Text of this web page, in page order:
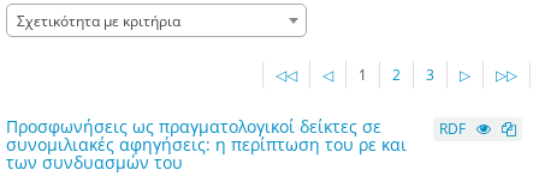
Σχετικότητα με κριτήρια
◁◁ ◁ 1 2 3 ▷ ▷▷
Προσφωνήσεις ως πραγματολογικοί δείκτες σε
συνομιλιακές αφηγήσεις: η περίπτωση του ρε και
των συνδυασμών του
RDF